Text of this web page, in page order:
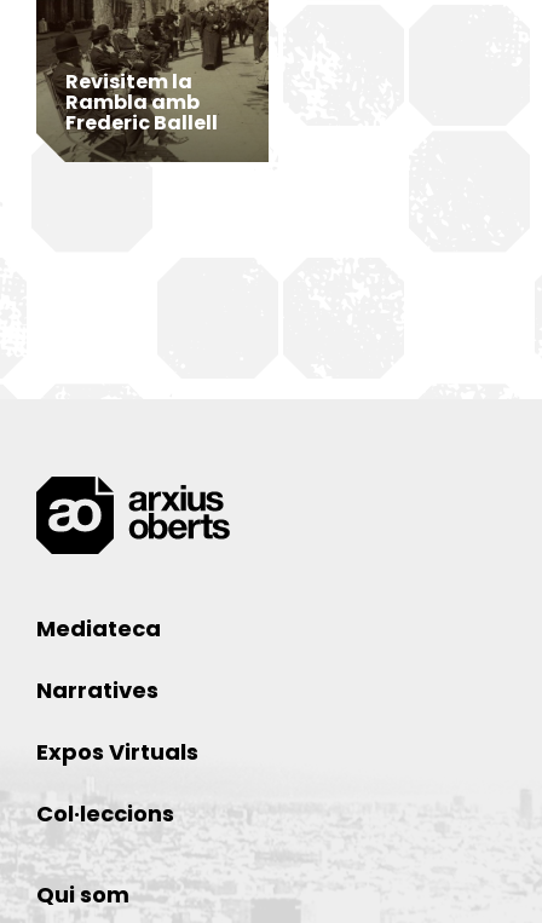
Revisitem la
Rambla amb
Frederic Ballell
Mediateca
Narratives
Expos Virtuals
Col·leccions
Qui som